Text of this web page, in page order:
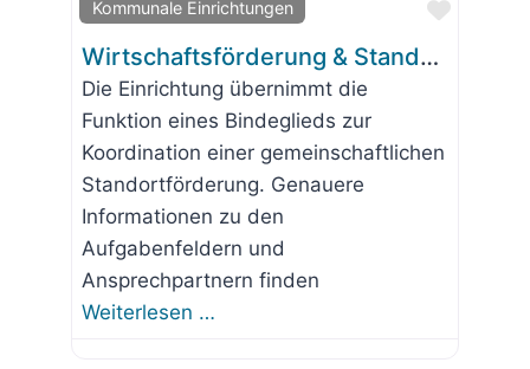
Kommunale Einrichtungen
Favorit
Wirtschaftsförderung & Standortentwicklung Wolfratshausen
Die Einrichtung übernimmt die
Funktion eines Bindeglieds zur
Koordination einer gemeinschaftlichen
Standortförderung. Genauere
Informationen zu den
Aufgabenfeldern und
Ansprechpartnern finden
Weiterlesen …